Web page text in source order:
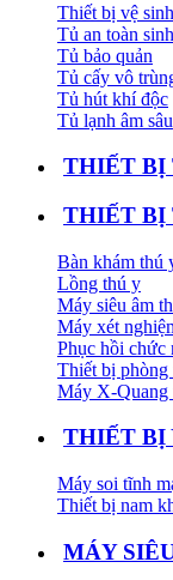
Thiết bị vệ
Tủ an toàn
Tủ bảo quản
Tủ cấy vô
Tủ hút khí độc
Tủ lạnh âm sâu
THIẾT BỊ
THIẾT BỊ
Bàn khám thú
Lồng thú y
Máy siêu âm
Máy xét
Phục hồi chức
Thiết bị phòng
Máy X-Quang
THIẾT BỊ
Máy soi tĩnh
Thiết bị nam
MÁY